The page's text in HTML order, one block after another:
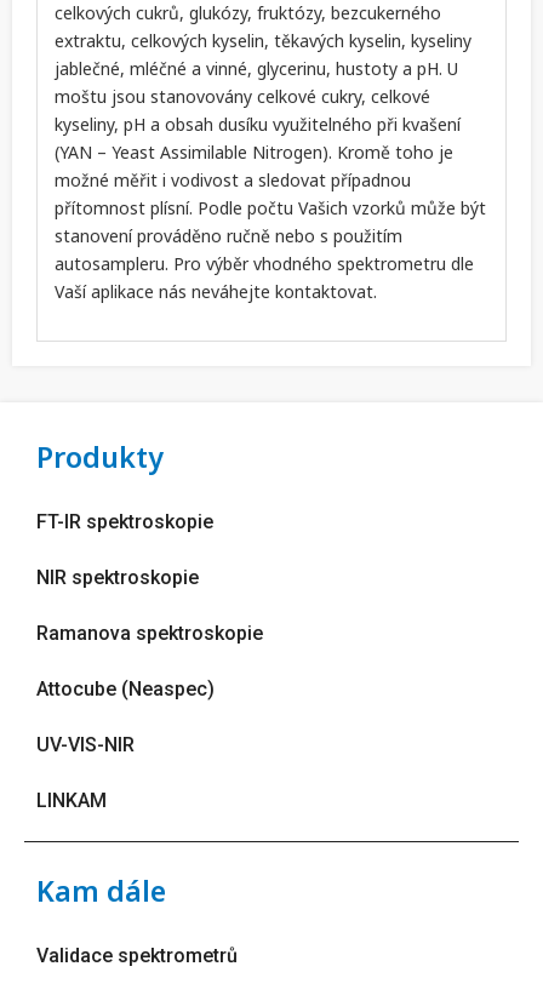
celkových cukrů, glukózy, fruktózy, bezcukerného
extraktu, celkových kyselin, těkavých kyselin, kyseliny
jablečné, mléčné a vinné, glycerinu, hustoty a pH. U
moštu jsou stanovovány celkové cukry, celkové
kyseliny, pH a obsah dusíku využitelného při kvašení
(YAN – Yeast Assimilable Nitrogen). Kromě toho je
možné měřit i vodivost a sledovat případnou
přítomnost plísní. Podle počtu Vašich vzorků může být
stanovení prováděno ručně nebo s použitím
autosampleru. Pro výběr vhodného spektrometru dle
Vaší aplikace nás neváhejte kontaktovat.
Produkty
FT-IR spektroskopie
NIR spektroskopie
Ramanova spektroskopie
Attocube (Neaspec)
UV-VIS-NIR
LINKAM
Kam dále
Validace spektrometrů